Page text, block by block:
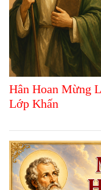
Hân Hoan Mừng
Lớp Khấn